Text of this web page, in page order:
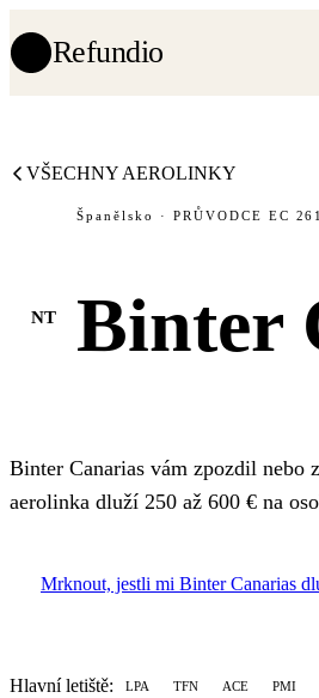
Refundio
VŠECHNY AEROLINKY
NT
Španělsko · PRŮVODCE EC
Binter
Binter Canarias vám zpozdil nebo
aerolinka dluží 250 až 600 € na
Mrknout, jestli mi Binter Canarias
Hlavní letiště: LPA TFN ACE PMI